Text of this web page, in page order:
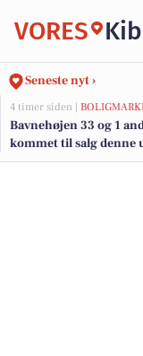
VORES
Seneste nyt ›
4 timer siden |
Bavnehøjen 33 og 1
kommet til salg denne
boligerne her.